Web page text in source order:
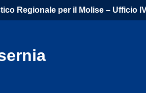
Regionale per il Molise – Ufficio